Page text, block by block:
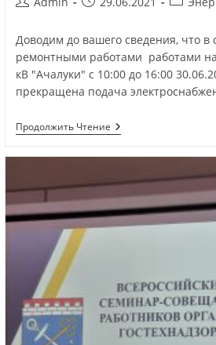
Доводим до вашего сведения, что в
ремонтными работами работами
кВ "Ачалуки" с 10:00 до 16:00
прекращена подача
Продолжить Чтение